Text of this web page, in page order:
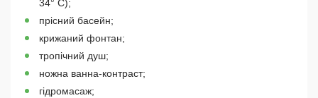
34° С);
прісний басейн;
крижаний фонтан;
тропічний душ;
ножна ванна-контраст;
гідромасаж;